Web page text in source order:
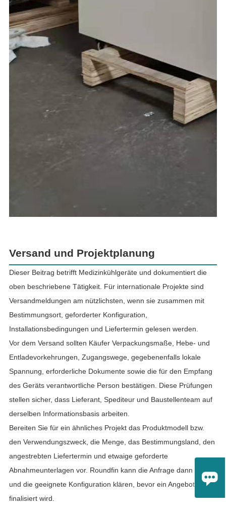

Versand und Projektplanung
Dieser Beitrag betrifft Medizinkühlgeräte und dokumentiert die
oben beschriebene Tätigkeit. Für internationale Projekte sind
Versandmeldungen am nützlichsten, wenn sie zusammen mit
Bestimmungsort, geforderter Konfiguration,
Installationsbedingungen und Liefertermin gelesen werden.
Vor dem Versand sollten Käufer Verpackungsmaße, Hebe- und
Entladevorkehrungen, Zugangswege, gegebenenfalls lokale
Spannung, erforderliche Dokumente sowie die für den Empfang
des Geräts verantwortliche Person bestätigen. Diese Prüfungen
stellen sicher, dass Lieferant, Spediteur und Baustellenteam auf
derselben Informationsbasis arbeiten.
Bereiten Sie für ein ähnliches Projekt das Produktmodell bzw.
den Verwendungszweck, die Menge, das Bestimmungsland, den
angestrebten Liefertermin und etwaige geforderte
Abnahmeunterlagen vor. Roundfin kann die Anfrage dann prüfen
und die geeignete Konfiguration klären, bevor ein Angebot
finalisiert wird.